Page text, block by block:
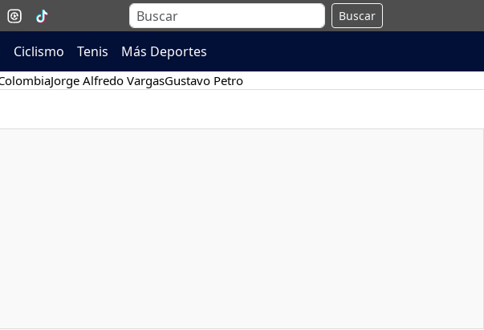
Buscar
Ciclismo Tenis Más Deportes
Jorge Alfredo VargasGustavo Petro